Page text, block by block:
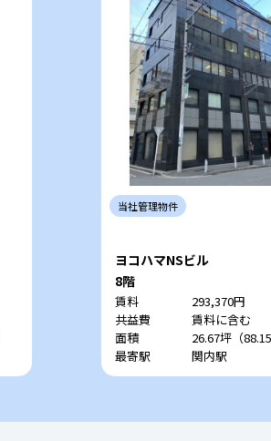
当社管理物件
ヨコハマNSビル
8階
賃料
293,370円
共益費
賃料に含む
面積
26.67坪（
最寄駅
関内駅